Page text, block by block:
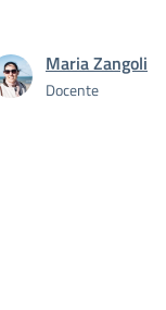
Maria Zangoli
Docente